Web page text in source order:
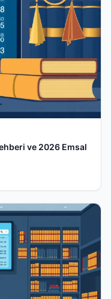
ve 2026 Emsal